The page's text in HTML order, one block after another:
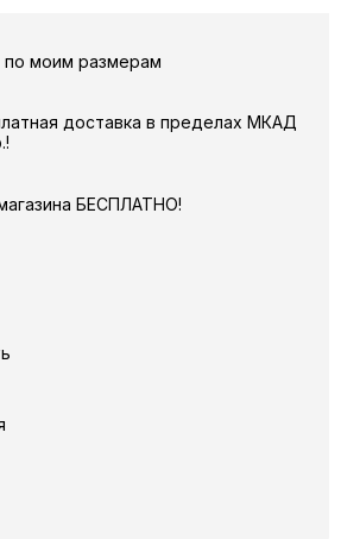
по моим размерам
доставка в пределах МКАД
БЕСПЛАТНО!